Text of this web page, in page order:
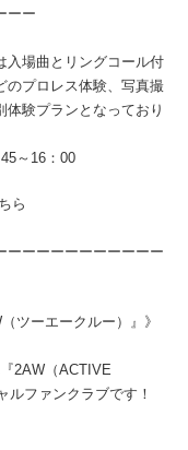
ーー
入場曲とリングコール付
のプロレス体験、写真撮
験プランとなっており
～16：00
ら
ーーーーーーーーーーー
ツーエークルー）』》
2AW（ACTIVE
ルファンクラブです！